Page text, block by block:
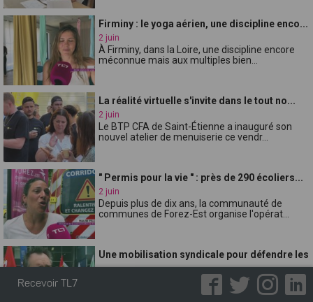
Firminy : le yoga aérien, une discipline enco...
2 juin
À Firminy, dans la Loire, une discipline encore
méconnue mais aux multiples bien...
La réalité virtuelle s'invite dans le tout no...
2 juin
Le BTP CFA de Saint-Étienne a inauguré son
nouvel atelier de menuiserie ce vendr...
" Permis pour la vie " : près de 290 écoliers...
2 juin
Depuis plus de dix ans, la communauté de
communes de Forez-Est organise l'opérat...
Une mobilisation syndicale pour défendre les
...
Réunis ce mardi matin devant la Direction des
Recevoir TL7